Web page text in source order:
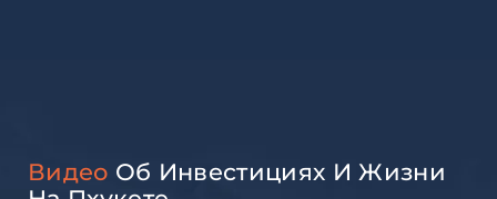
Видео Об Инвестициях И Жизни